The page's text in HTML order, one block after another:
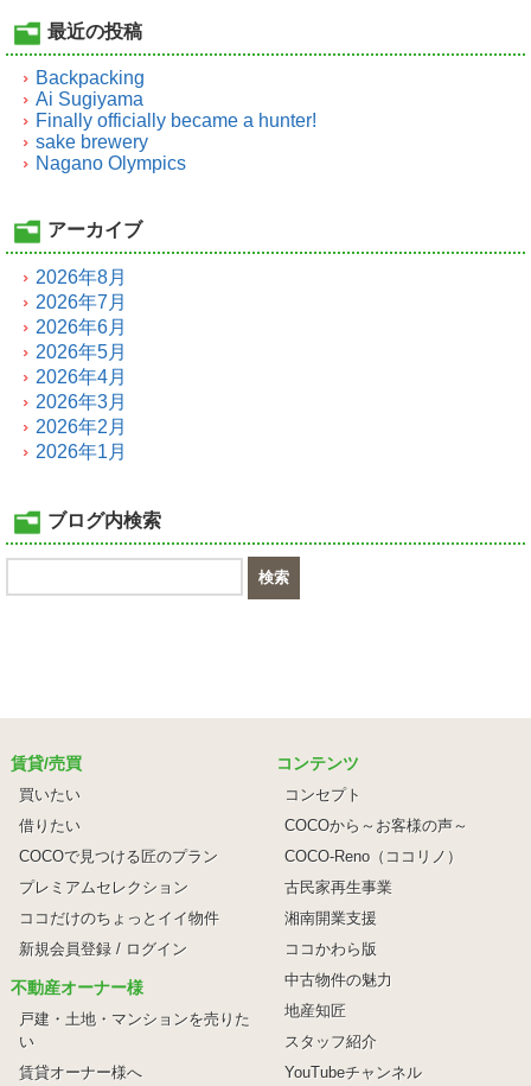
最近の投稿
Backpacking
Ai Sugiyama
Finally officially became a hunter!
sake brewery
Nagano Olympics
アーカイブ
2026年8月
2026年7月
2026年6月
2026年5月
2026年4月
2026年3月
2026年2月
2026年1月
ブログ内検索
賃貸/売買
買いたい
借りたい
COCOで見つける匠のプラン
プレミアムセレクション
ココだけのちょっとイイ物件
新規会員登録 / ログイン
不動産オーナー様
戸建・土地・マンションを売りた
い
賃貸オーナー様へ
コンテンツ
コンセプト
COCOから～お客様の声～
COCO-Reno（ココリノ）
古民家再生事業
湘南開業支援
ココかわら版
中古物件の魅力
地産知匠
スタッフ紹介
YouTubeチャンネル